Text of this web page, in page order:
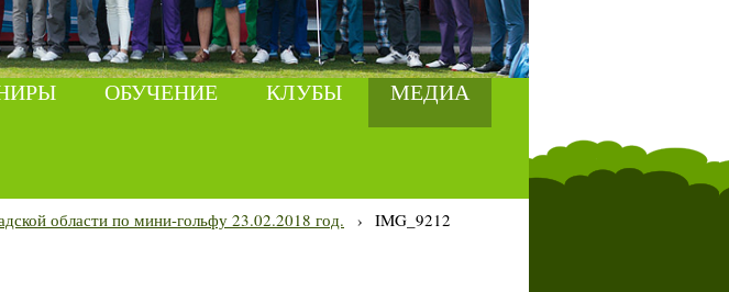
ОБУЧЕНИЕ КЛУБЫ МЕДИА
области по мини-гольфу 23.02.2018 год. › IMG_9212